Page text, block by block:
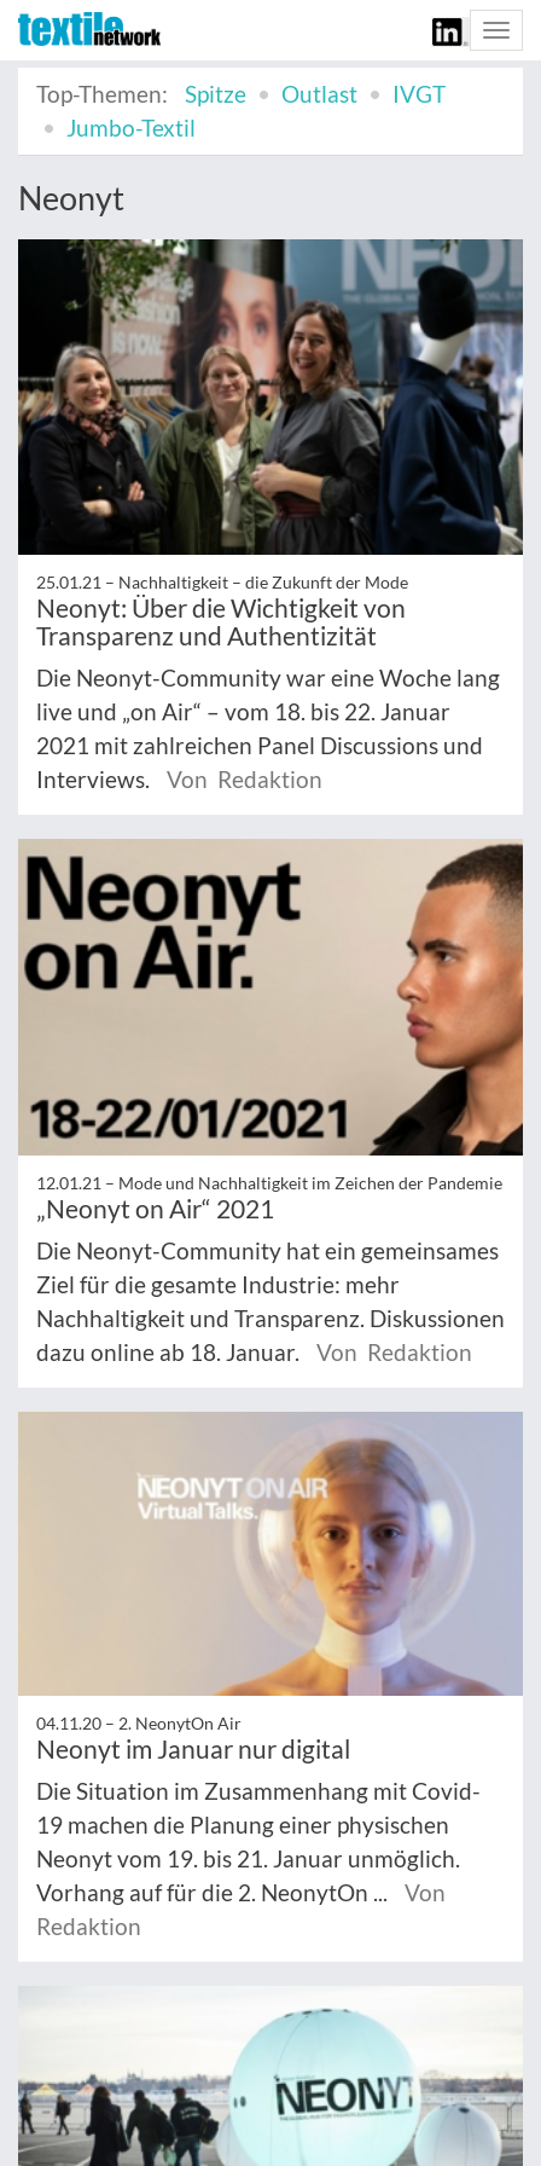
Top-Themen:
Spitze Outlast
IVGT
Jumbo-Textil
Neonyt
25.01.21 – Nachhaltigkeit – die Zukunft der Mode
Neonyt: Über die Wichtigkeit von
Transparenz und Authentizität
Die Neonyt-Community war eine Woche lang
live und „on Air“ – vom 18. bis 22. Januar
2021 mit zahlreichen Panel Discussions und
Interviews.
Von Redaktion
12.01.21 – Mode und Nachhaltigkeit im Zeichen der Pandemie
„Neonyt on Air“ 2021
Die Neonyt-Community hat ein gemeinsames
Ziel für die gesamte Industrie: mehr
Nachhaltigkeit und Transparenz. Diskussionen
dazu online ab 18. Januar.
Von Redaktion
04.11.20 – 2. NeonytOn Air
Neonyt im Januar nur digital
Die Situation im Zusammenhang mit Covid-
19 machen die Planung einer physischen
Neonyt vom 19. bis 21. Januar unmöglich.
Vorhang auf für die 2. NeonytOn ...
Von
Redaktion